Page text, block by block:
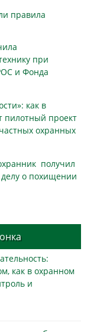
правила
при
и Фонда
как в
пилотный проект
охранных
получил
о похищении
как в охранном
и